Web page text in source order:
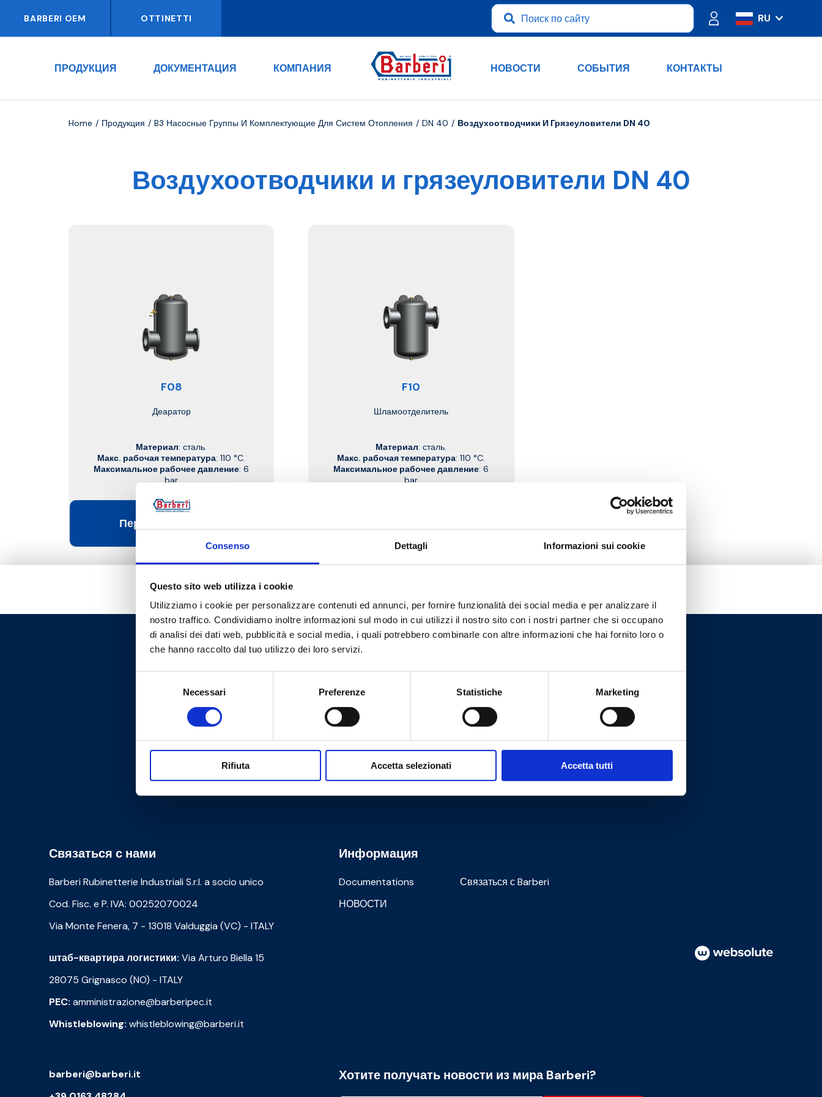
Consenso Dettagli Informazioni sui cookie
Questo sito web utilizza i cookie
Utilizziamo i cookie per personalizzare contenuti ed annunci, per fornire funzionalità dei social media e per analizzare il
nostro traffico. Condividiamo inoltre informazioni sul modo in cui utilizzi il nostro sito con i nostri partner che si occupano
di analisi dei dati web, pubblicità e social media, i quali potrebbero combinarle con altre informazioni che hai fornito loro o
che hanno raccolto dal tuo utilizzo dei loro servizi.
Necessari Preferenze Statistiche Marketing
Rifiuta Accetta selezionati Accetta tutti
BARBERI OEM OTTINETTI
RU
IT
PT
ПРОДУКЦИЯ ДОКУМЕНТАЦИЯ КОМПАНИЯ НОВОСТИ СОБЫТИЯ КОНТАКТЫ
Home Продукция B3 Насосные Группы И Комплектующие Для Систем Отопления DN 40 Воздухоотводчики И Грязеуловители DN 40
Воздухоотводчики и грязеуловители DN 40
F08
Деаратор
Материал: сталь.
Макс. рабочая температура: 110 °C.
Максимальное рабочее давление: 6
bar
Перейти к изделию
F10
Шламоотделитель
Материал: сталь.
Макс. рабочая температура: 110 °C.
Максимальное рабочее давление: 6
bar
Cookie Policy Privacy Policy
Связаться с нами
Barberi Rubinetterie Industriali S.r.l. a socio unico
Cod. Fisc. e P. IVA: 00252070024
Via Monte Fenera, 7 - 13018 Valduggia (VC) - ITALY
штаб-квартира логистики: Via Arturo Biella 15
28075 Grignasco (NO) - ITALY
PEC: amministrazione@barberipec.it
Whistleblowing: whistleblowing@barberi.it
Информация
Documentations
Связаться с Barberi
НОВОСТИ
barberi@barberi.it
Хотите получать новости из мира Barberi?